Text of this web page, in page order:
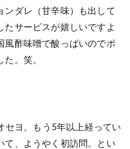
ンダレ（甘辛味）も出して
たサービスが嬉しいですよ
風酢味噌で酸っぱいのでポ
。笑。
ヨ。もう5年以上経ってい
て、ようやく初訪問。とい